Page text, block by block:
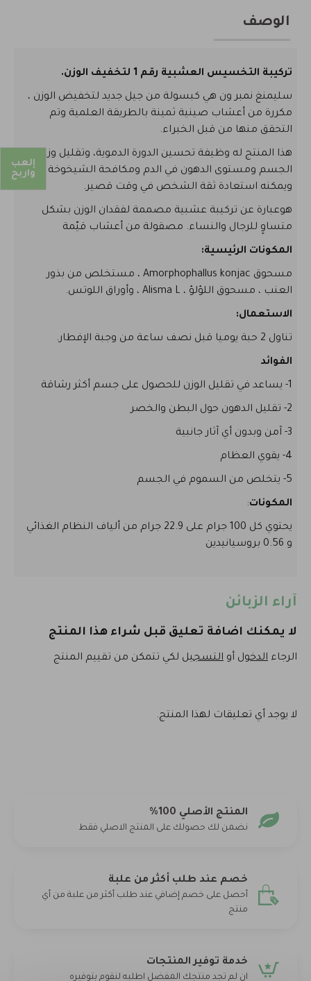
الوصف
تركيبة التخسيس العشبية رقم 1 لتخفيف الوزن.
سليمنغ نمبر ون هي كبسولة من جيل جديد لتخفيض الوزن ،
مكررة من أعشاب صينية ثمينة بالطريقة العلمية وتم
التحقق منها من قبل الخبراء.
هذا المنتج له وظيفة تحسين الدورة الدموية، وتقليل وزن
الجسم ومستوى الدهون في الدم ومكافحة الشيخوخة ،
ويمكنه استعادة ثقة الشخص في وقت قصير.
هوعبارة عن تركيبة عشبية مصممة لفقدان الوزن بشكل
متساوٍ للرجال والنساء. مصقولة من أعشاب قيّمة
المكونات الرئيسية:
مسحوق Amorphophallus konjac ، مستخلص من بذور
العنب ، مسحوق اللؤلؤ ، Alisma L ، وأوراق اللوتس.
الاستعمال:
تناول 2 حبة يوميا قبل نصف ساعة من وجبة الإفطار.
الفوائد
1- يساعد في تقليل الوزن للحصول على جسم أكثر رشاقة
2- تقليل الدهون حول البطن والخصر
3- آمن وبدون أي آثار جانبية
4- يقوي العظام
5- يتخلص من السموم في الجسم
المكونات:
يحتوي كل 100 جرام على 22.9 جرام من ألياف النظام الغذائي
و 0.56 بروسيانيدين
آراء الزبائن
لا يمكنك اضافة تعليق قبل شراء هذا المنتج
الرجاء الدخول أو التسجيل لكي تتمكن من تقييم المنتج
لا يوجد أي تعليقات لهذا المنتج.
المنتج الأصلي 100%
نضمن لك حصولك على المنتج الاصلي فقط
خصم عند طلب أكثر من علبة
أحصل على خصم إضافي عند طلب أكثر من علبة من أي
منتج
خدمة توفير المنتجات
ان لم تجد منتجك المفضل اطلبه لنقوم بتوفيره
إلعب
واربح